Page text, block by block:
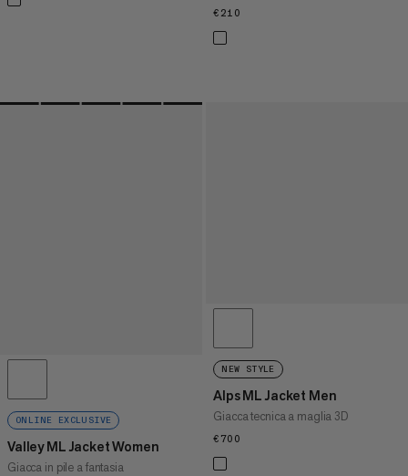
€210
ONLINE EXCLUSIVE
Valley ML Jacket Women
Giacca in pile a fantasia
NEW STYLE
Alps ML Jacket Men
Giacca tecnica a maglia 3D
€700